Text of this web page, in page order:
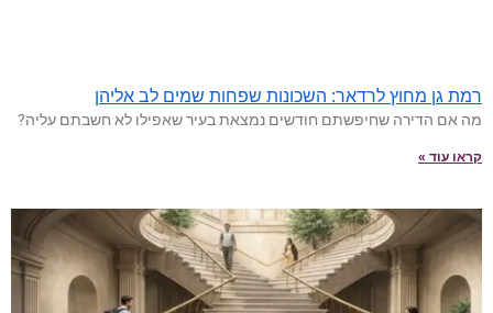
רמת גן מחוץ לרדאר: השכונות שפחות שמים לב אליהן
מה אם הדירה שחיפשתם חודשים נמצאת בעיר שאפילו לא חשבתם עליה?
קראו עוד »